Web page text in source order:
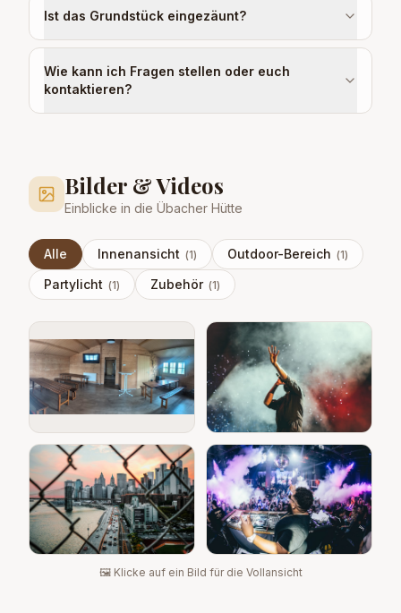
Ist das Grundstück eingezäunt?
Wie kann ich Fragen stellen oder euch
kontaktieren?
Bilder & Videos
Einblicke in die Übacher Hütte
Alle Innenansicht (1) Outdoor-Bereich (1)
Partylicht (1) Zubehör (1)
🖼️ Klicke auf ein Bild für die Vollansicht